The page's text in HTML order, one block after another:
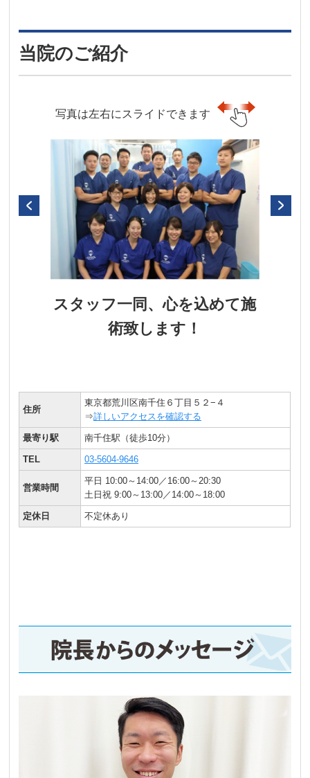
当院のご紹介
写真は左右にスライドできます
スタッフ一同、心を込めて施
術致します！
住所
東京都荒川区南千住６丁目５２−４
⇒詳しいアクセスを確認する
最寄り駅 南千住駅（徒歩10分）
TEL 03-5604-9646
営業時間
平日 10:00～14:00／16:00～20:30
土日祝 9:00～13:00／14:00～18:00
定休日 不定休あり